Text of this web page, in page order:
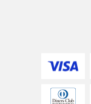
メイク・ボディ